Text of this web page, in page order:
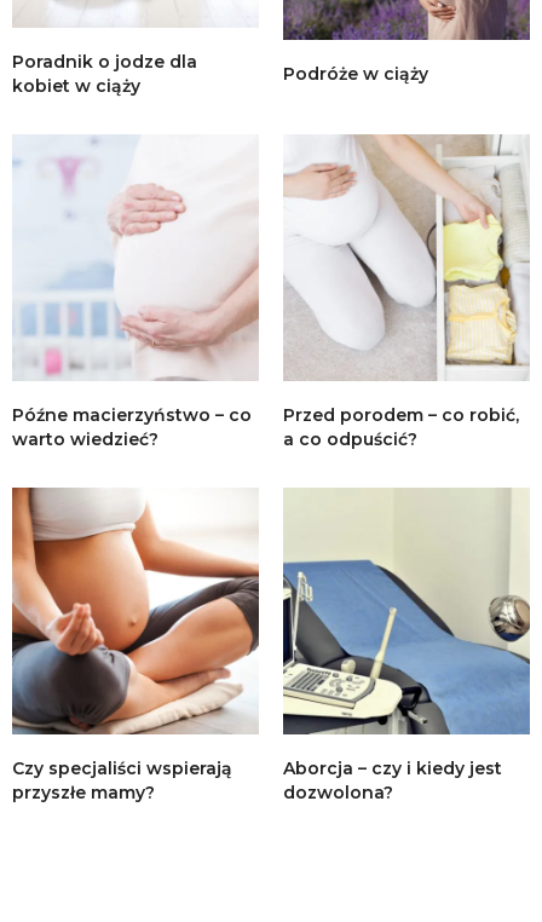
Poradnik o jodze dla
kobiet w ciąży
Podróże w ciąży
Późne macierzyństwo – co
warto wiedzieć?
Przed porodem – co robić,
a co odpuścić?
Czy specjaliści wspierają
przyszłe mamy?
Aborcja – czy i kiedy jest
dozwolona?